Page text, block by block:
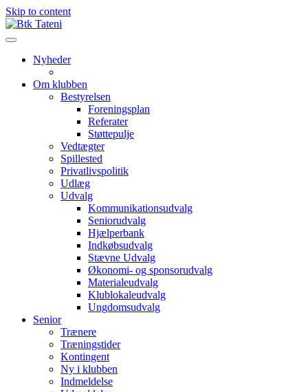
Skip to content
Nyheder
Om klubben
Bestyrelsen
Foreningsplan
Referater
Støttepulje
Vedtægter
Spillested
Privatlivspolitik
Udlæg
Udvalg
Kommunikationsudvalg
Seniorudvalg
Hjælperbank
Indkøbsudvalg
Stævne Udvalg
Økonomi- og sponsorudvalg
Materialeudvalg
Klublokaleudvalg
Ungdomsudvalg
Senior
Trænere
Træningstider
Kontingent
Ny i klubben
Indmeldelse